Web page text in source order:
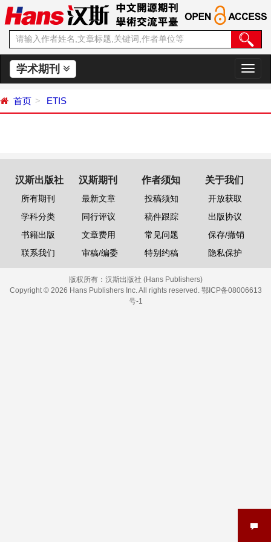
学术期刊
切
换
首页 ETIS
汉斯出版社
所有期刊
学科分类
书籍出版
联系我们
汉斯期刊
最新文章
同行评议
文章费用
审稿/编委
作者须知
投稿须知
稿件跟踪
常见问题
特别约稿
关于我们
开放获取
出版协议
保存/撤销
隐私保护
版权所有： 汉斯出版社 (Hans Publishers)
Copyright © 2026 Hans Publishers Inc. All rights reserved. 鄂ICP备08006613
号-1